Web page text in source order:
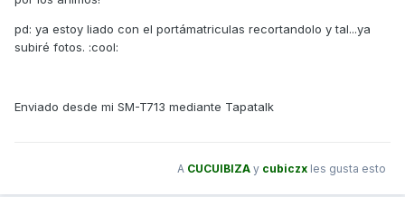
pd: ya estoy liado con el portámatriculas recortandolo y tal...ya
subiré fotos. :cool:
Enviado desde mi SM-T713 mediante Tapatalk
A CUCUIBIZA y cubiczx les gusta esto